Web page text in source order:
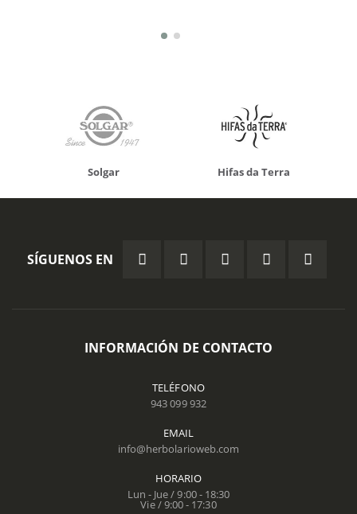
Solgar Hifas da Terra
SÍGUENOS EN
INFORMACIÓN DE CONTACTO
TELÉFONO
943 099 932
EMAIL
info@herbolarioweb.com
HORARIO
Lun - Jue / 9:00 - 18:30
Vie / 9:00 - 17:30